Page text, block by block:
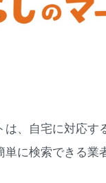
は、自宅に対応す
単に検索できる業